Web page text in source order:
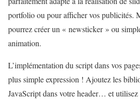
portfolio ou pour afficher vos publicités.
pourrez créer un « newsticker » ou
animation.
L’implémentation du script dans vos
plus simple expression ! Ajoutez les
JavaScript dans votre header… et